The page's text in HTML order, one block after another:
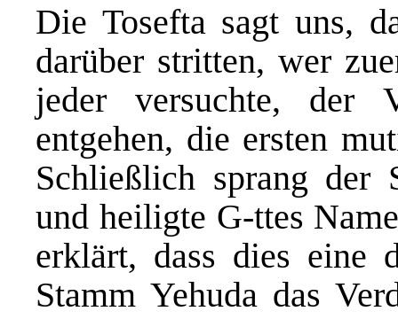
Die Tosefta sagt uns,
darüber stritten, wer
jeder versuchte, der
entgehen, die ersten
Schließlich sprang der
und heiligte G-ttes
erklärt, dass dies eine
Stamm Yehuda das